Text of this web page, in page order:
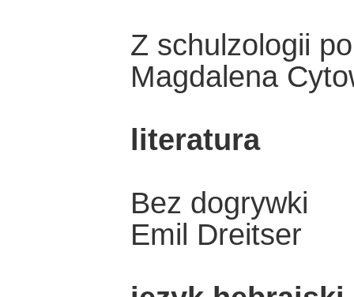
Z schulzologii
Magdalena
literatura
Bez dogrywki
Emil Dreitser